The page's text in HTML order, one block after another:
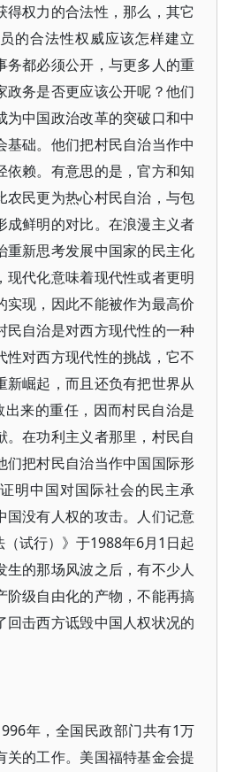
得权力的合法性，那么，其它
的合法性权威应该怎样建立
务都必须公开，与更多人的重
政务是否更应该公开呢？他们
为中国政治改革的突破口和中
基础。他们把村民自治当作中
依赖。有意思的是，官方和知
农民更为热心村民自治，与包
成鲜明的对比。在浪漫主义者
重新思考发展中国家的民主化
现代化意味着现代性或者更明
实现，因此不能被作为最高价
民自治是对西方现代性的一种
性对西方现代性的挑战，它不
新崛起，而且还负有把世界从
出来的重任，因而村民自治是
。在功利主义者那里，村民自
们把村民自治当作中国国际形
明中国对国际社会的民主承
国没有人权的攻击。人们记意
试行）》于1988年6月1日起
生的那场风波之后，有不少人
阶级自由化的产物，不能再搞
回击西方诋毁中国人权状况的
年，全国民政部门共有1万
关的工作。美国福特基金会提